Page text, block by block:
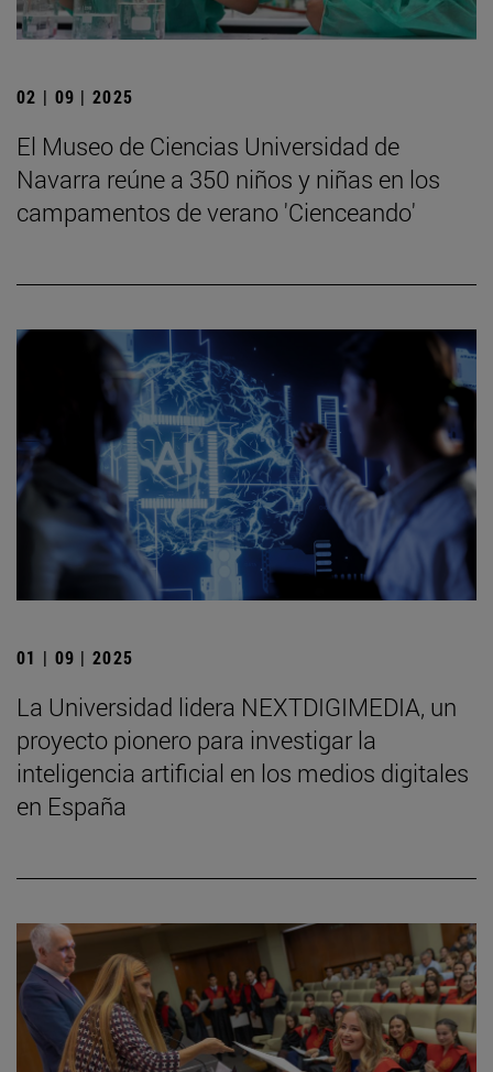
02 | 09 | 2025
El Museo de Ciencias Universidad de
Navarra reúne a 350 niños y niñas en los
campamentos de verano 'Cienceando'
01 | 09 | 2025
La Universidad lidera NEXTDIGIMEDIA, un
proyecto pionero para investigar la
inteligencia artificial en los medios digitales
en España